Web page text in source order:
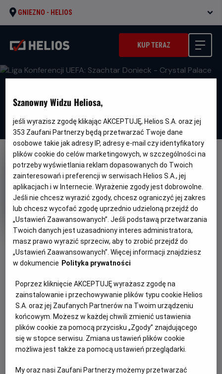
GNIEZNO - HELIOS
KUP TERAZ
OBSERWUJ
Liga Konferencji UEFA: Szachtar
Donieck - Crystal Palace
Gatunek
Sportowy
Czas
trwania
150 min
Kraj
i
rok
produkcji
Polska
PREMIERA
30 kwietnia 2026
OPIS FILMU
Transmisja meczu Szachtar Donieck - Crystal Palace w
ramach rozgrywek Ligi Konferencji UEFA.
Szanowny Widzu Heliosa,
jeśli wyrazisz zgodę klikając AKCEPTUJĘ, Helios S.A. oraz jej
353 Zaufani Partnerzy będą przetwarzać Twoje dane
osobowe takie jak adresy IP, adresy e-mail czy identyfikatory
plików cookie do celów marketingowych, w szczególności na
potrzeby wyświetlania reklam dopasowanych do Twoich
zainteresowań i preferencji w serwisach Helios S.A., jej
aplikacjach i w Internecie. Wyrażenie zgody jest dobrowolne.
Jeśli nie chcesz wyrazić zgody, chcesz ograniczyć jej zakres
lub chcesz wycofać zgodę uprzednio udzieloną przejdź do
„Ustawień Zaawansowanych”. Jeśli podstawą przetwarzania
Twoich danych jest uzasadniony interes administratora,
masz prawo wyrazić sprzeciw, aby to zrobić przejdź do
„Ustawień Zaawansowanych”. Więcej informacji znajdziesz
w dokumencie Polityka prywatności
Poprzez kliknięcie AKCEPTUJĘ wyrażasz zgodę na
zainstalowanie i przechowywanie plików typu cookie Helios
S.A. oraz jej Zaufanych Partnerów na Twoim urządzeniu
końcowym. Możesz w każdej chwili zmienić ustawienia
plików cookie za pomocą przycisku „Zgody” znajdującego
się w stopce serwisu. Zmiana ustawień plików cookie
możliwa jest także za pomocą ustawień przeglądarki.
My oraz nasi Zaufani Partnerzy możemy przetwarzać